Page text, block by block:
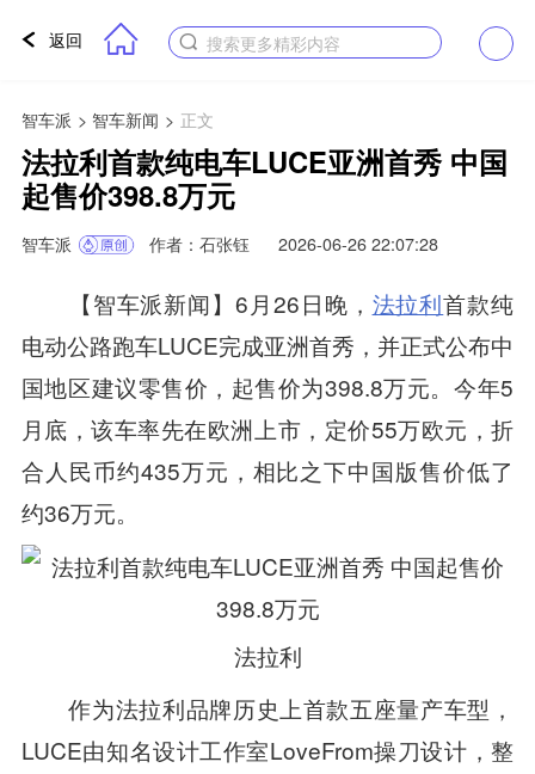
返回 搜索更多精彩内容
智车派 > 智车新闻 > 正文
法拉利首款纯电车LUCE亚洲首秀 中国
起售价398.8万元
智车派 作者：石张钰 2026-06-26 22:07:28
【智车派新闻】6月26日晚， 法拉利首款纯
电动公路跑车LUCE完成亚洲首秀，并正式公布中
国地区建议零售价，起售价为398.8万元。今年5
月底，该车率先在欧洲上市，定价55万欧元，折
合人民币约435万元，相比之下中国版售价低了
约36万元。
法拉利
作为法拉利品牌历史上首款五座量产车型，
LUCE由知名设计工作室LoveFrom操刀设计，整